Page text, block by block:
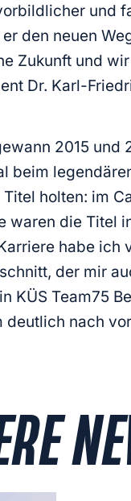
und
den neuen
Zukunft und
Dr. Karl-
2015
beim
holten: im
waren die Titel
habe ich
der mir
KÜS Team75
deutlich nach